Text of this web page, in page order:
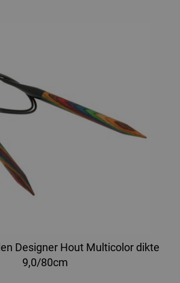
Designer Hout Multicolor dikte
9,0/80cm